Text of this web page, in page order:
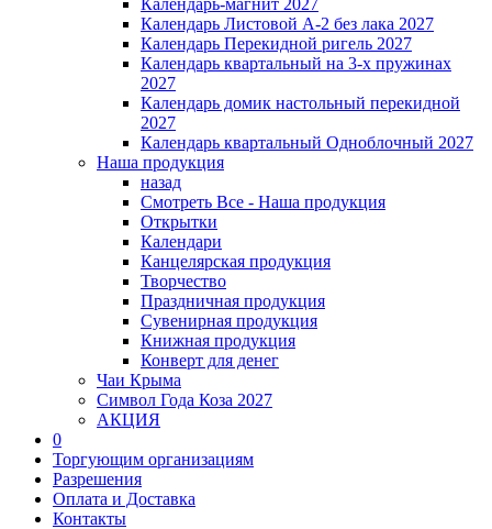
Календарь-магнит 2027
Календарь Листовой А-2 без лака 2027
Календарь Перекидной ригель 2027
Календарь квартальный на 3-х пружинах
2027
Календарь домик настольный перекидной
2027
Календарь квартальный Одноблочный 2027
Наша продукция
назад
Смотреть Все - Наша продукция
Открытки
Календари
Канцелярская продукция
Творчество
Праздничная продукция
Сувенирная продукция
Книжная продукция
Конверт для денег
Чаи Крыма
Символ Года Коза 2027
АКЦИЯ
0
Торгующим организациям
Разрешения
Оплата и Доставка
Контакты